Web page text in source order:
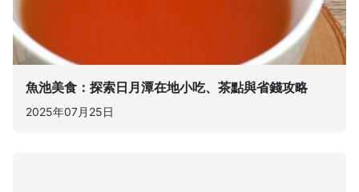
魚池美食：探索日月潭在地小吃、茶點與省錢攻略
2025年07月25日